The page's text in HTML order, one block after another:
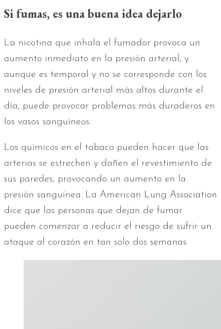
Si fumas, es una buena idea dejarlo
La nicotina que inhala el fumador provoca un
aumento inmediato en la presión arterial, y
aunque es temporal y no se corresponde con los
niveles de presión arterial más altos durante el
día, puede provocar problemas más duraderos en
los vasos sanguíneos.
Los químicos en el tabaco pueden hacer que las
arterias se estrechen y dañen el revestimiento de
sus paredes, provocando un aumento en la
presión sanguínea. La American Lung Association
dice que las personas que dejan de fumar
pueden comenzar a reducir el riesgo de sufrir un
ataque al corazón en tan solo dos semanas.